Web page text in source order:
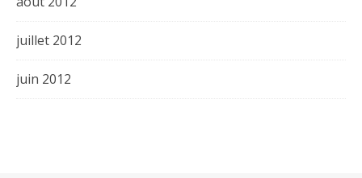
juillet 2012
juin 2012